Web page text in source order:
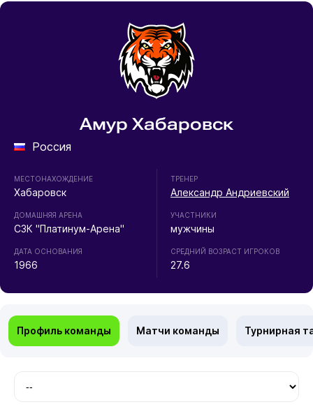
Амур Хабаровск
Россия
МЕСТОНАХОЖДЕНИЕ
Хабаровск
ДОМАШНЯЯ АРЕНА
СЗК "Платинум-Арена"
ДАТА ОСНОВАНИЯ
1966
ТРЕНЕР
Александр Андриевский
УЧАСТНИКИ
мужчины
СРЕДНИЙ ВОЗРАСТ ИГРОКОВ
27.6
Профиль команды Матчи команды Турнирная